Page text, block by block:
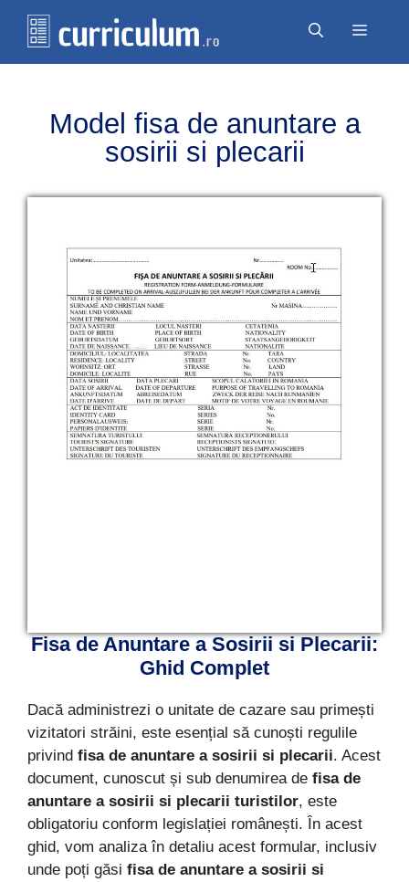
Перейти
Меню
Model fisa de anuntare a
sosirii si plecarii
Fisa de Anuntare a Sosirii si Plecarii:
Ghid Complet
Dacă administrezi o unitate de cazare sau primești
vizitatori străini, este esențial să cunoști regulile
privind fisa de anuntare a sosirii si plecarii. Acest
document, cunoscut și sub denumirea de fisa de
anuntare a sosirii si plecarii turistilor, este
obligatoriu conform legislației românești. În acest
ghid, vom analiza în detaliu acest formular, inclusiv
unde poți găsi fisa de anuntare a sosirii si